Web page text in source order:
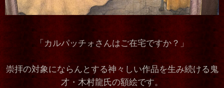
「カルパッチォさんはご在宅ですか？」
崇拝の対象にならんとする神々しい作品を生み続ける鬼
才・木村龍氏の額絵です。